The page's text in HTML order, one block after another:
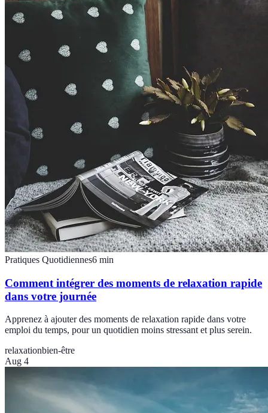
Pratiques Quotidiennes6 min
Comment intégrer des moments de relaxation rapide
dans votre journée
Apprenez à ajouter des moments de relaxation rapide dans votre
emploi du temps, pour un quotidien moins stressant et plus serein.
relaxationbien-être
Aug 4